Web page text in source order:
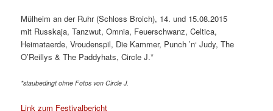
Mülheim an der Ruhr (Schloss Broich), 14. und 15.08.2015
mit Russkaja, Tanzwut, Omnia, Feuerschwanz, Celtica,
Heimataerde, Vroudenspil, Die Kammer, Punch ’n‘ Judy, The
O’Reillys & The Paddyhats, Circle J.*
*staubedingt ohne Fotos von Circle J.
Link zum Festivalbericht